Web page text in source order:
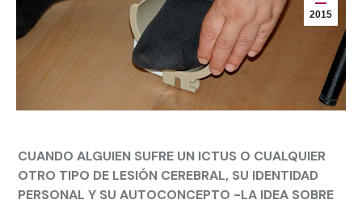
2015
CUANDO ALGUIEN SUFRE UN ICTUS O CUALQUIER
OTRO TIPO DE LESIÓN CEREBRAL, SU IDENTIDAD
PERSONAL Y SU AUTOCONCEPTO -LA IDEA SOBRE